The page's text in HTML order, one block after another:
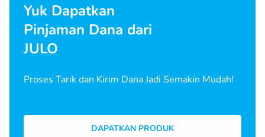
Yuk Dapatkan
Pinjaman Dana dari
JULO
Proses Tarik dan Kirim Dana Jadi Semakin Mudah!
DAPATKAN PRODUK